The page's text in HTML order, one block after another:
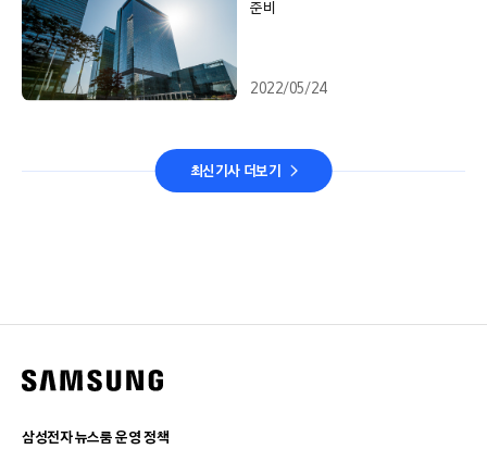
준비
2022/05/24
최신기사 더보기
삼성전자 뉴스룸 운영 정책